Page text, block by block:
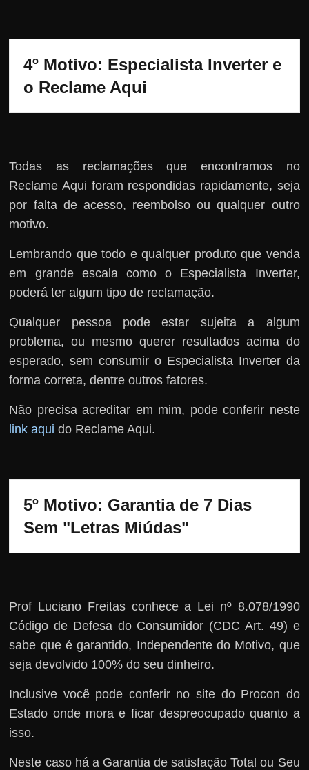
4º Motivo: Especialista Inverter e
o Reclame Aqui
Todas as reclamações que encontramos no
Reclame Aqui foram respondidas rapidamente, seja
por falta de acesso, reembolso ou qualquer outro
motivo.
Lembrando que todo e qualquer produto que venda
em grande escala como o Especialista Inverter,
poderá ter algum tipo de reclamação.
Qualquer pessoa pode estar sujeita a algum
problema, ou mesmo querer resultados acima do
esperado, sem consumir o Especialista Inverter da
forma correta, dentre outros fatores.
Não precisa acreditar em mim, pode conferir neste
link aqui do Reclame Aqui.
5º Motivo: Garantia de 7 Dias
Sem "Letras Miúdas"
Prof Luciano Freitas conhece a Lei nº 8.078/1990
Código de Defesa do Consumidor (CDC Art. 49) e
sabe que é garantido, Independente do Motivo, que
seja devolvido 100% do seu dinheiro.
Inclusive você pode conferir no site do Procon do
Estado onde mora e ficar despreocupado quanto a
isso.
Neste caso há a Garantia de satisfação Total ou Seu